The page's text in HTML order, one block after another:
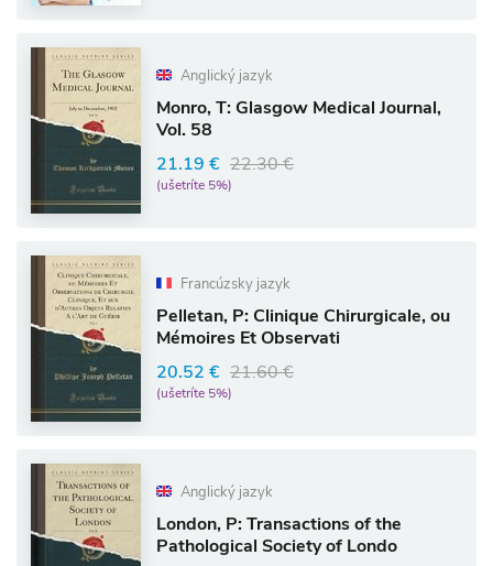
Anglický jazyk
Monro, T: Glasgow Medical Journal,
Vol. 58
21.19 € 22.30 €
(ušetríte 5%)
Francúzsky jazyk
Pelletan, P: Clinique Chirurgicale, ou
Mémoires Et Observati
20.52 € 21.60 €
(ušetríte 5%)
Anglický jazyk
London, P: Transactions of the
Pathological Society of Londo